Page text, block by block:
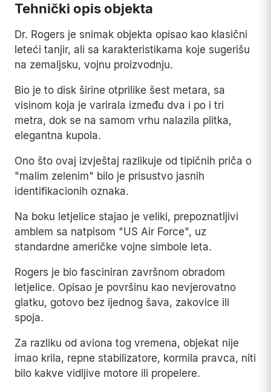
Tehnički opis objekta
Dr. Rogers je snimak objekta opisao kao klasični
leteći tanjir, ali sa karakteristikama koje sugerišu
na zemaljsku, vojnu proizvodnju.
Bio je to disk širine otprilike šest metara, sa
visinom koja je varirala između dva i po i tri
metra, dok se na samom vrhu nalazila plitka,
elegantna kupola.
Ono što ovaj izvještaj razlikuje od tipičnih priča o
"malim zelenim" bilo je prisustvo jasnih
identifikacionih oznaka.
Na boku letjelice stajao je veliki, prepoznatljivi
amblem sa natpisom "US Air Force", uz
standardne američke vojne simbole leta.
Rogers je bio fasciniran završnom obradom
letjelice. Opisao je površinu kao nevjerovatno
glatku, gotovo bez ijednog šava, zakovice ili
spoja.
Za razliku od aviona tog vremena, objekat nije
imao krila, repne stabilizatore, kormila pravca, niti
bilo kakve vidljive motore ili propelere.